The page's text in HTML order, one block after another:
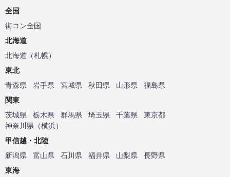
全国
街コン全国
北海道
北海道 （札幌）
東北
青森県
岩手県 宮城県 秋田県 山形県
福島県
関東
茨城県
栃木県 群馬県 埼玉県 千葉県
東京都
神奈川県 （横浜）
甲信越・北陸
新潟県
富山県 石川県 福井県 山梨県
長野県
東海